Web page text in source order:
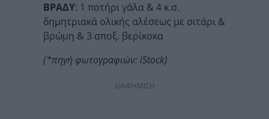
ΒΡΑΔΥ: 1 ποτήρι γάλα & 4 κ.σ.
δημητριακά ολικής αλέσεως με σιτάρι &
βρώμη & 3 αποξ. βερίκοκα
(*πηγή φωτογραφιών: iStock)
ΔΙΑΦΗΜΙΣΗ